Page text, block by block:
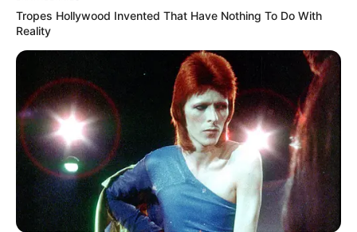
Stolberg. Informationen unter
Burg Stolberg.
Museum Zinkhütter Hof in Stolberg - Auf einem
ehemaligen Industriegelände wird anhand
verschiedener Exponate die Geschichte der
Industrialisierung der Region gezeigt. Schwerpunkte
sind die Aachener Nadelproduktion sowie die bis in
die Römerzeit zurückreichende Herstellung von
Produkten aus Messing und Zink. Informationen
unter
www.zinkhuetterhof.de.
Zitadelle Jülich - In Jülich steht eine der am besten
Tropes Hollywood Invented That Have Nothing To Do With
Reality